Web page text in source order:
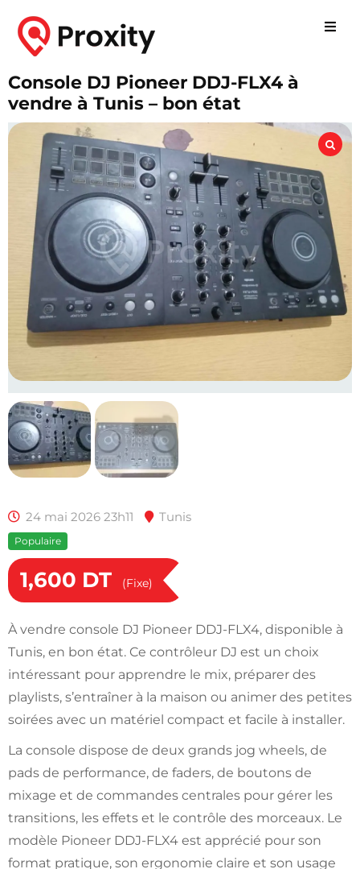
Console DJ Pioneer DDJ-FLX4 à
vendre à Tunis – bon état
24 mai 2026 23h11 Tunis
Populaire
1,600 DT (Fixe)
À vendre console DJ Pioneer DDJ-FLX4, disponible à
Tunis, en bon état. Ce contrôleur DJ est un choix
intéressant pour apprendre le mix, préparer des
playlists, s’entraîner à la maison ou animer des petites
soirées avec un matériel compact et facile à installer.
La console dispose de deux grands jog wheels, de
pads de performance, de faders, de boutons de
mixage et de commandes centrales pour gérer les
transitions, les effets et le contrôle des morceaux. Le
modèle Pioneer DDJ-FLX4 est apprécié pour son
format pratique, son ergonomie claire et son usage